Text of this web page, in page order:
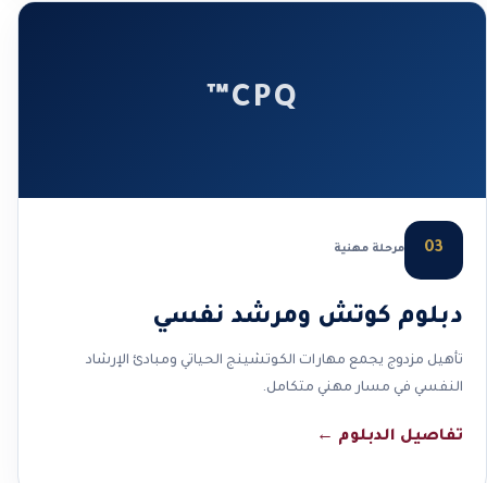
CPQ™
03 مرحلة مهنية
دبلوم كوتش ومرشد نفسي
تأهيل مزدوج يجمع مهارات الكوتشينج الحياتي ومبادئ الإرشاد
النفسي في مسار مهني متكامل.
تفاصيل الدبلوم ←